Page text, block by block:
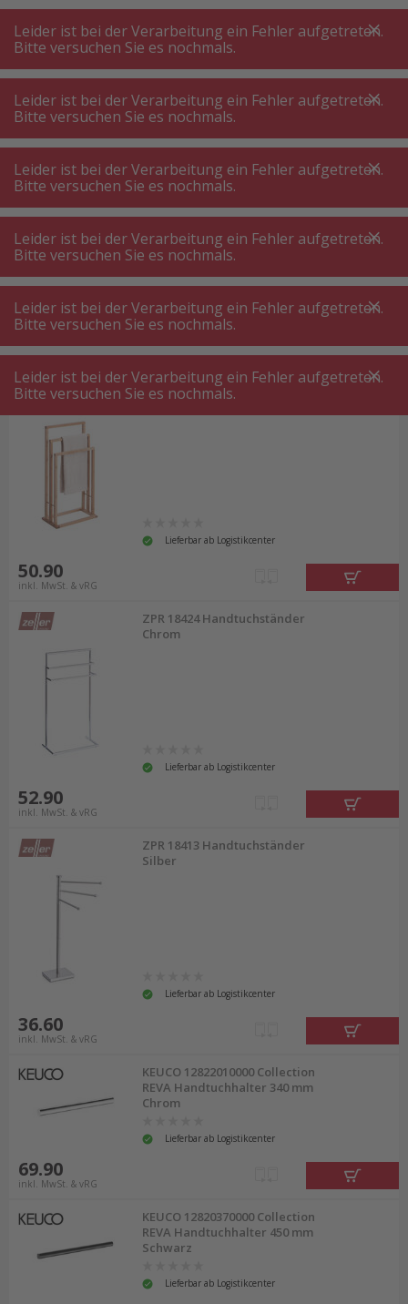
A +++
A+++
A +++
A+++
MyPost
MyPost
MENÜ SUCHE
Badezimmerausstattung Handtuchhalter
Handtuchhalter
Produktfilter
58 P.
Sortieren nach
ZPR 13575 Handtuchständer
Lieferbar ab Logistikcenter
50.90
inkl. MwSt. & vRG
ZPR 18424 Handtuchständer
Chrom
Lieferbar ab Logistikcenter
52.90
inkl. MwSt. & vRG
ZPR 18413 Handtuchständer
Silber
Lieferbar ab Logistikcenter
36.60
inkl. MwSt. & vRG
KEUCO 12822010000 Collection
REVA Handtuchhalter 340 mm
Chrom
Lieferbar ab Logistikcenter
69.90
inkl. MwSt. & vRG
KEUCO 12820370000 Collection
REVA Handtuchhalter 450 mm
Schwarz
Lieferbar ab Logistikcenter
Leider ist bei der Verarbeitung ein Fehler aufgetreten.
Bitte versuchen Sie es nochmals.
Leider ist bei der Verarbeitung ein Fehler aufgetreten.
Bitte versuchen Sie es nochmals.
Leider ist bei der Verarbeitung ein Fehler aufgetreten.
Bitte versuchen Sie es nochmals.
Leider ist bei der Verarbeitung ein Fehler aufgetreten.
Bitte versuchen Sie es nochmals.
Leider ist bei der Verarbeitung ein Fehler aufgetreten.
Bitte versuchen Sie es nochmals.
Leider ist bei der Verarbeitung ein Fehler aufgetreten.
Bitte versuchen Sie es nochmals.